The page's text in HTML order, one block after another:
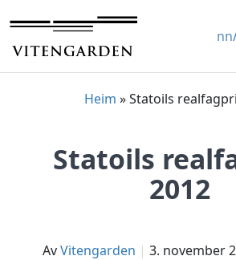
til
innhold
nn
Heim »Statoils
Statoils
2012
avVitengarden 3. november